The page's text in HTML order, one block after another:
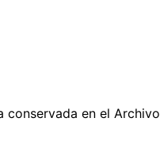
conservada en el Archivo